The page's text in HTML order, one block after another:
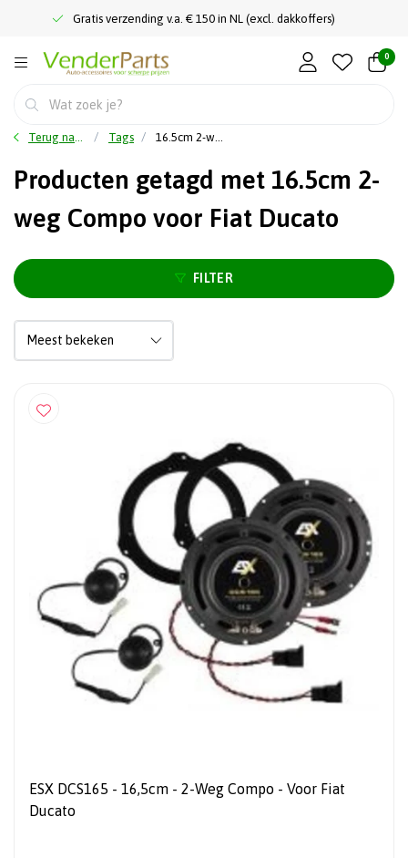
Gratis verzending v.a. € 150 in NL (excl. dakkoffers)
0
Terug naar home Tags 16.5cm 2-weg Compo voor Fiat Ducato
Producten getagd met 16.5cm 2-
weg Compo voor Fiat Ducato
FILTER
ESX DCS165 - 16,5cm - 2-Weg Compo - Voor Fiat
Ducato